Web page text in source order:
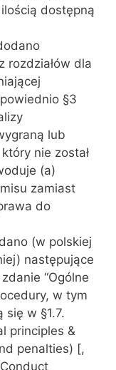
dostępną
rozdziałów dla
§3
lub
nie został
(a)
zamiast
do
(w polskiej
następujące
“Ogólne
w tym
się w §1.7.
principles &
penalties) [,